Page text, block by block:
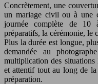
Concrètement, une
un mariage civil ou à une
journée complète de 10
préparatifs, la cérémonie, le
Plus la durée est longue,
demandée au
multiplication des
et attentif tout au long de la
préparation.